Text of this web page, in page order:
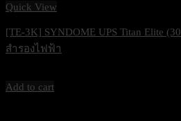
Quick View
[TE-3K] SYNDOME UPS Titan Elite
สำรองไฟฟ้า
Add to cart